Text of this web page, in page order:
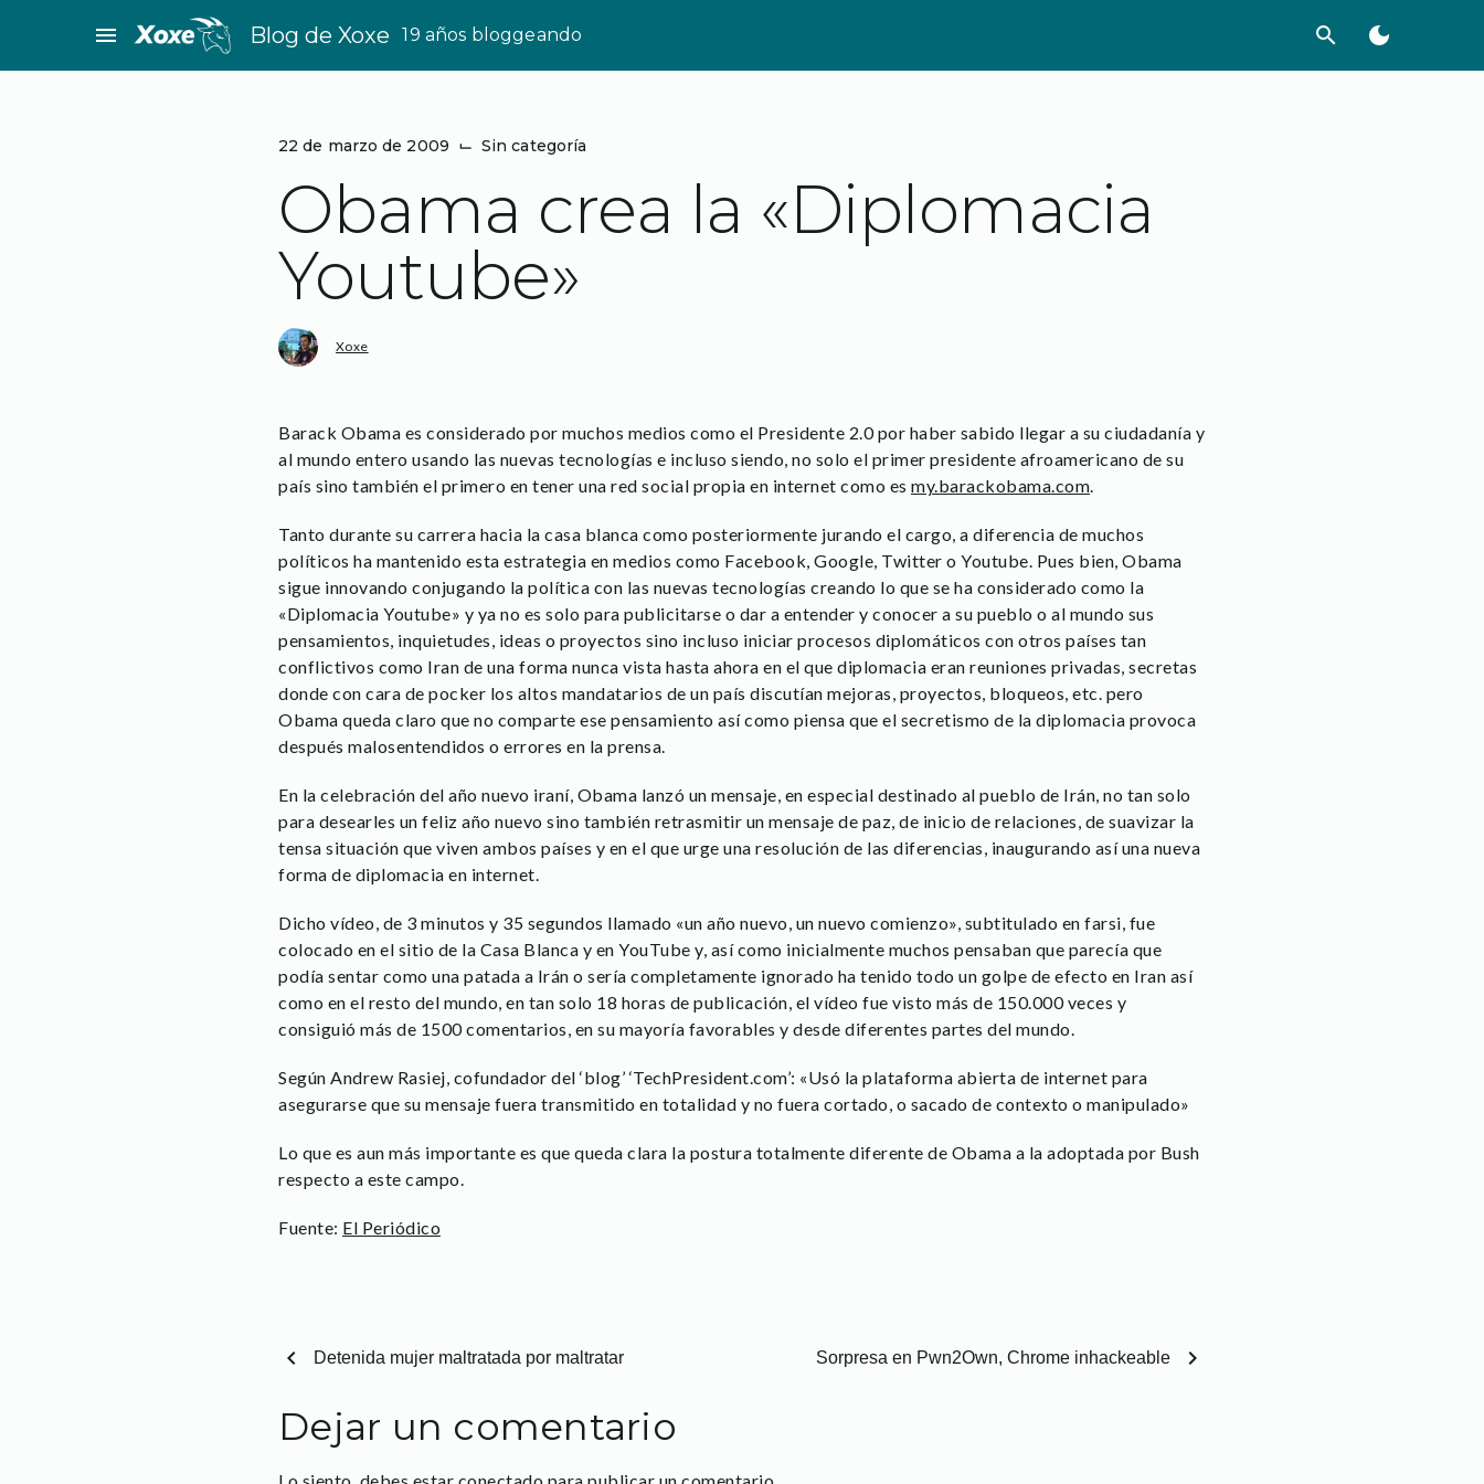
menu Blog de Xoxe 19 años bloggeando search dark_mode
22 de marzo de 2009 ⌙ Sin categoría
Obama crea la «Diplomacia
Youtube»
Xoxe
Barack Obama es considerado por muchos medios como el Presidente 2.0 por haber sabido llegar a su ciudadanía y
al mundo entero usando las nuevas tecnologías e incluso siendo, no solo el primer presidente afroamericano de su
país sino también el primero en tener una red social propia en internet como es my.barackobama.com.
Tanto durante su carrera hacia la casa blanca como posteriormente jurando el cargo, a diferencia de muchos
políticos ha mantenido esta estrategia en medios como Facebook, Google, Twitter o Youtube. Pues bien, Obama
sigue innovando conjugando la política con las nuevas tecnologías creando lo que se ha considerado como la
«Diplomacia Youtube» y ya no es solo para publicitarse o dar a entender y conocer a su pueblo o al mundo sus
pensamientos, inquietudes, ideas o proyectos sino incluso iniciar procesos diplomáticos con otros países tan
conflictivos como Iran de una forma nunca vista hasta ahora en el que diplomacia eran reuniones privadas, secretas
donde con cara de pocker los altos mandatarios de un país discutían mejoras, proyectos, bloqueos, etc. pero
Obama queda claro que no comparte ese pensamiento así como piensa que el secretismo de la diplomacia provoca
después malosentendidos o errores en la prensa.
En la celebración del año nuevo iraní, Obama lanzó un mensaje, en especial destinado al pueblo de Irán, no tan solo
para desearles un feliz año nuevo sino también retrasmitir un mensaje de paz, de inicio de relaciones, de suavizar la
tensa situación que viven ambos países y en el que urge una resolución de las diferencias, inaugurando así una nueva
forma de diplomacia en internet.
Dicho vídeo, de 3 minutos y 35 segundos llamado «un año nuevo, un nuevo comienzo», subtitulado en farsi, fue
colocado en el sitio de la Casa Blanca y en YouTube y, así como inicialmente muchos pensaban que parecía que
podía sentar como una patada a Irán o sería completamente ignorado ha tenido todo un golpe de efecto en Iran así
como en el resto del mundo, en tan solo 18 horas de publicación, el vídeo fue visto más de 150.000 veces y
consiguió más de 1500 comentarios, en su mayoría favorables y desde diferentes partes del mundo.
Según Andrew Rasiej, cofundador del ‘blog’ ‘TechPresident.com’: «Usó la plataforma abierta de internet para
asegurarse que su mensaje fuera transmitido en totalidad y no fuera cortado, o sacado de contexto o manipulado»
Lo que es aun más importante es que queda clara la postura totalmente diferente de Obama a la adoptada por Bush
respecto a este campo.
Fuente: El Periódico
chevron_left Detenida mujer maltratada por maltratar Sorpresa en Pwn2Own, Chrome inhackeable chevron_right
Dejar un comentario